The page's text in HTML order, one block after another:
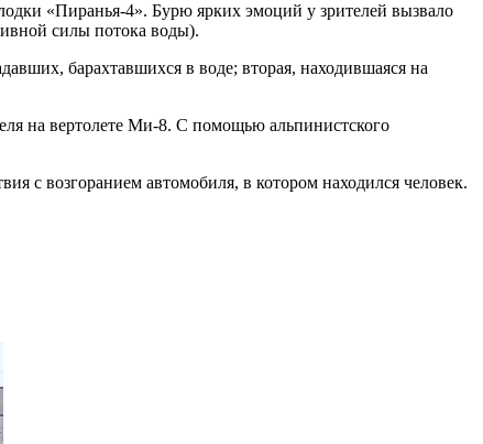
«Пиранья-4». Бурю ярких эмоций у зрителей вызвало
силы потока воды).
барахтавшихся в воде; вторая, находившаяся на
на вертолете Ми-8. С помощью альпинистского
с возгоранием автомобиля, в котором находился человек.